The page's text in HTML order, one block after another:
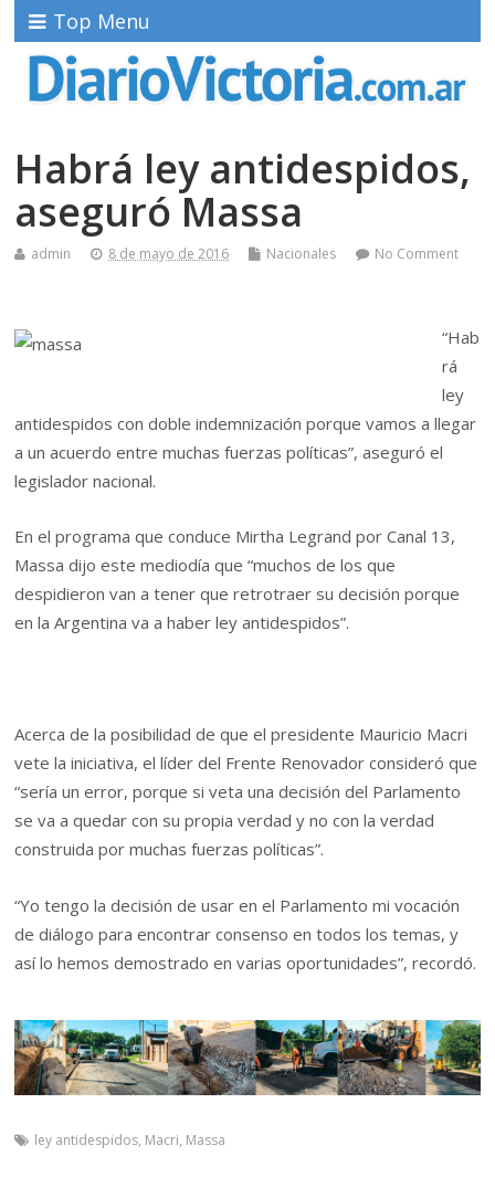
Top Menu
Habrá ley antidespidos,
aseguró Massa
admin 8 de mayo de 2016 Nacionales No Comment
“Hab
rá
ley
antidespidos con doble indemnización porque vamos a llegar
a un acuerdo entre muchas fuerzas políticas”, aseguró el
legislador nacional.
En el programa que conduce Mirtha Legrand por Canal 13,
Massa dijo este mediodía que “muchos de los que
despidieron van a tener que retrotraer su decisión porque
en la Argentina va a haber ley antidespidos”.
Acerca de la posibilidad de que el presidente Mauricio Macri
vete la iniciativa, el líder del Frente Renovador consideró que
“sería un error, porque si veta una decisión del Parlamento
se va a quedar con su propia verdad y no con la verdad
construida por muchas fuerzas políticas”.
“Yo tengo la decisión de usar en el Parlamento mi vocación
de diálogo para encontrar consenso en todos los temas, y
así lo hemos demostrado en varias oportunidades”, recordó.
ley antidespidos, Macri, Massa